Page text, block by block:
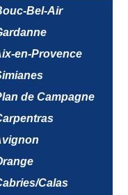
Bel-Air
en-Provence
de Campagne
Calas